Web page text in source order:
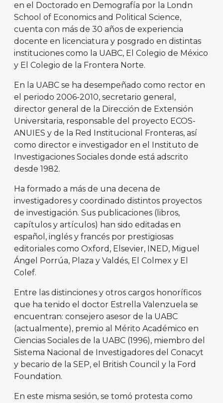
en el Doctorado en Demografía por la Londn
School of Economics and Political Science,
cuenta con más de 30 años de experiencia
docente en licenciatura y posgrado en distintas
instituciones como la UABC, El Colegio de México
y El Colegio de la Frontera Norte.
En la UABC se ha desempeñado como rector en
el periodo 2006-2010, secretario general,
director general de la Dirección de Extensión
Universitaria, responsable del proyecto ECOS-
ANUIES y de la Red Institucional Fronteras, así
como director e investigador en el Instituto de
Investigaciones Sociales donde está adscrito
desde 1982.
Ha formado a más de una decena de
investigadores y coordinado distintos proyectos
de investigación. Sus publicaciones (libros,
capítulos y artículos) han sido editadas en
español, inglés y francés por prestigiosas
editoriales como Oxford, Elsevier, INED, Miguel
Ángel Porrúa, Plaza y Valdés, El Colmex y El
Colef.
Entre las distinciones y otros cargos honoríficos
que ha tenido el doctor Estrella Valenzuela se
encuentran: consejero asesor de la UABC
(actualmente), premio al Mérito Académico en
Ciencias Sociales de la UABC (1996), miembro del
Sistema Nacional de Investigadores del Conacyt
y becario de la SEP, el British Council y la Ford
Foundation.
En este misma sesión, se tomó protesta como